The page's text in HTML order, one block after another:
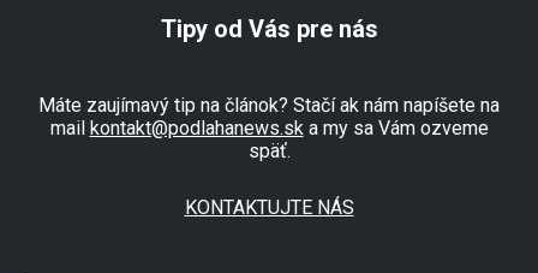
Tipy od Vás pre nás
Máte zaujímavý tip na článok? Stačí ak nám napíšete na
mail kontakt@podlahanews.sk a my sa Vám ozveme
späť.
KONTAKTUJTE NÁS